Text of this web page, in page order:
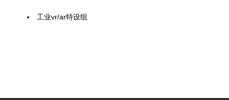
工业vr/ar特设组